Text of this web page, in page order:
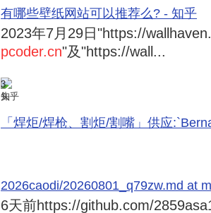
有哪些壁纸网站可以推荐么? - 知乎
2023年7月29日 "https://
pcoder.cn"及"https://wall...
3
知乎
「焊炬/焊枪、割炬/割嘴」供应
2026caodi/20260801_q79zw.md at
6天前https://github.com/